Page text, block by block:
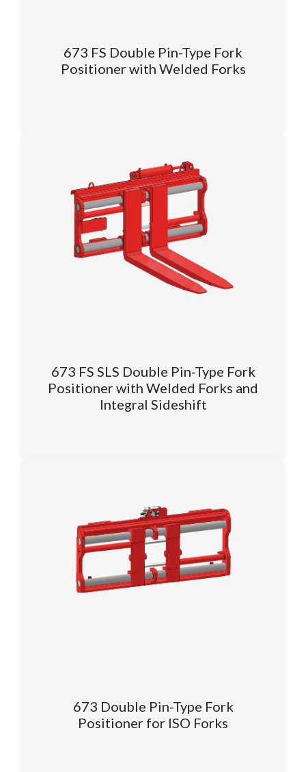
673 FS Double Pin-Type Fork
Positioner with Welded Forks
673 FS SLS Double Pin-Type Fork
Positioner with Welded Forks and
Integral Sideshift
673 Double Pin-Type Fork
Positioner for ISO Forks